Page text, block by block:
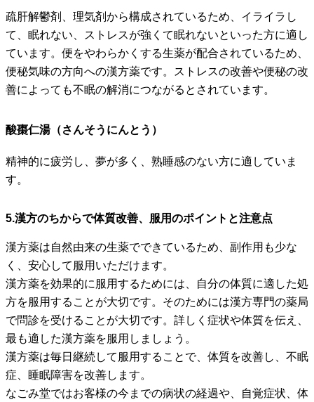
疏肝解鬱剤、理気剤から構成されているため、イライラし
て、眠れない、ストレスが強くて眠れないといった方に適し
ています。便をやわらかくする生薬が配合されているため、
便秘気味の方向への漢方薬です。ストレスの改善や便秘の改
善によっても不眠の解消につながるとされています。
酸棗仁湯（さんそうにんとう）
精神的に疲労し、夢が多く、熟睡感のない方に適していま
す。
5.漢方のちからで体質改善、服用のポイントと注意点
漢方薬は自然由来の生薬でできているため、副作用も少な
く、安心して服用いただけます。
漢方薬を効果的に服用するためには、自分の体質に適した処
方を服用することが大切です。そのためには漢方専門の薬局
で問診を受けることが大切です。詳しく症状や体質を伝え、
最も適した漢方薬を服用しましょう。
漢方薬は毎日継続して服用することで、体質を改善し、不眠
症、睡眠障害を改善します。
なごみ堂ではお客様の今までの病状の経過や、自覚症状、体